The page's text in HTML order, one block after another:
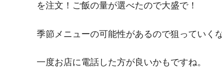
を注文！ご飯の量が選べたので大盛で！
季節メニューの可能性があるので狙っていく
一度お店に電話した方が良いかもですね。